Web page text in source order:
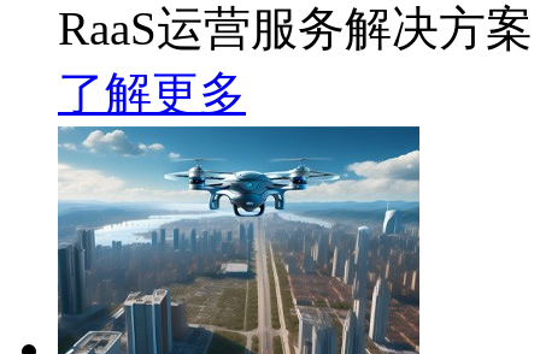
RaaS运营服务解决方案
了解更多